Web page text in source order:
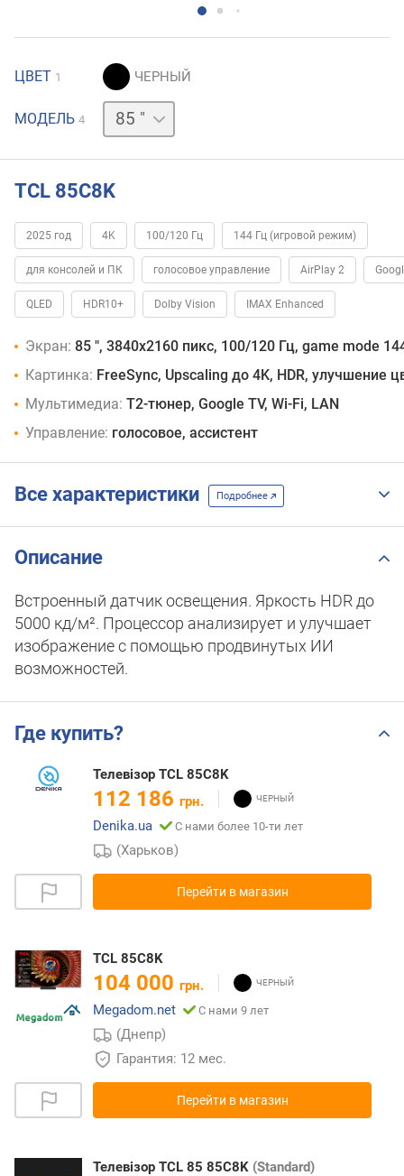
ЦВЕТ 1
МОДЕЛЬ 4
65 " 75 "
TCL 85C8K
2025 год 4K 100/120 Гц 144 Гц (игровой режим)
для консолей и ПК голосовое управление AirPlay 2
QLED HDR10+ Dolby Vision IMAX Enhanced
Экран: 85 ", 3840x2160 пикс, 100/120 Гц, game mode
Картинка: FreeSync, Upscaling до 4K, HDR, улучшение
Мультимедиа: T2-тюнер, Google TV, Wi-Fi, LAN
Управление: голосовое, ассистент
Все характеристики Подробнее
Описание
Встроенный датчик освещения. Яркость HDR до
5000 кд/м². Процессор анализирует и улучшает
изображение с помощью продвинутых ИИ
возможностей.
Где купить?
Телевізор TCL 85C8K
112 186 грн.
Denika.ua
С нами более 10-ти лет
(Харьков)
Перейти в магазин
TCL 85C8K
104 000 грн.
Megadom.net
С нами 9 лет
(Днепр)
Гарантия: 12 мес.
Перейти в магазин
Телевізор TCL 85 85C8K (Standard)